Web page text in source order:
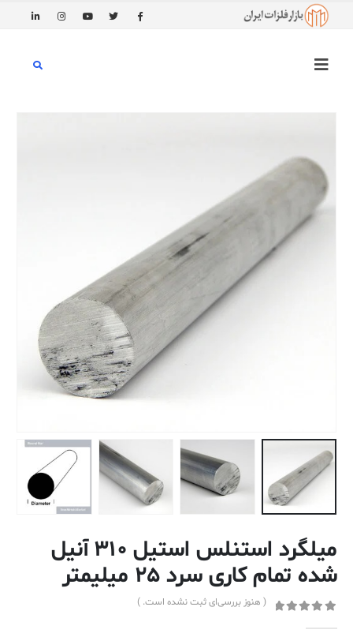
میلگرد استنلس استیل ۳۱۰ آنیل
شده تمام کاری سرد ۲۵ میلیمتر
( هنوز بررسی‌ای ثبت نشده است. )